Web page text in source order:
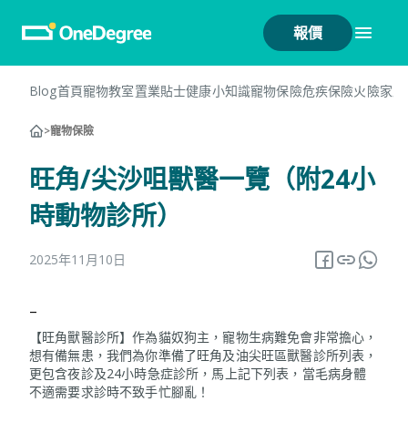
報價
Blog首頁寵物教室置業貼士健康小知識寵物保險危疾保險火險家
>寵物保險
旺角/尖沙咀獸醫一覽（附24小
時動物診所）
2025年11月10日
–
【旺角獸醫診所】作為貓奴狗主，寵物生病難免會非常擔心，
想有備無患，我們為你準備了旺角及油尖旺區獸醫診所列表，
更包含夜診及24小時急症診所，馬上記下列表，當毛病身體
不適需要求診時不致手忙腳亂！